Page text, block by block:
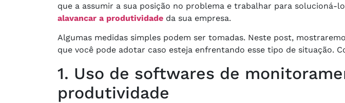
que a assumir a sua posição no problema e trabalhar para solucioná-
alavancar a produtividade da sua empresa.
Algumas medidas simples podem ser tomadas. Neste post,
que você pode adotar caso esteja enfrentando esse tipo de situação.
1. Uso de softwares de
produtividade